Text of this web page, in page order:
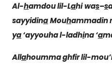
Al-hamdou lil-Lahi was–s
sayyidinaMouhammadin
ya‘ayyouha l-ladhina ‘a
Allahoumma ghfir lil-